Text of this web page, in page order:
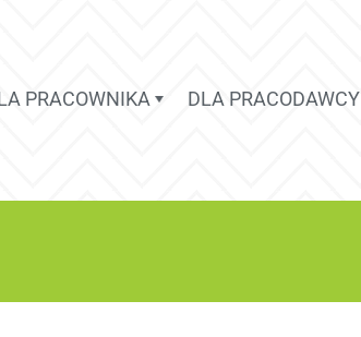
PRACOWNIKA DLA PRACODAWCY